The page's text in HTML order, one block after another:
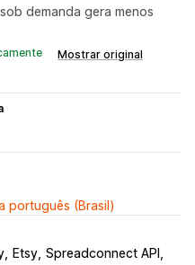
demanda gera menos
Mostrar original
português (Brasil)
Etsy Spreadconnect API